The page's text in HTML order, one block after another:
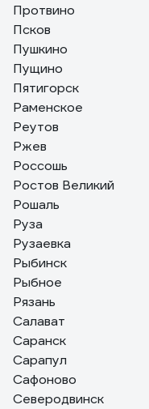
Протвино
Псков
Пушкино
Пущино
Пятигорск
Раменское
Реутов
Ржев
Россошь
Ростов Великий
Рошаль
Руза
Рузаевка
Рыбинск
Рыбное
Рязань
Салават
Саранск
Сарапул
Сафоново
Северодвинск